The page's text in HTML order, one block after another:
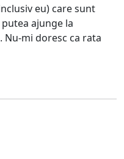
eu) care sunt
ajunge la
mi doresc ca rata